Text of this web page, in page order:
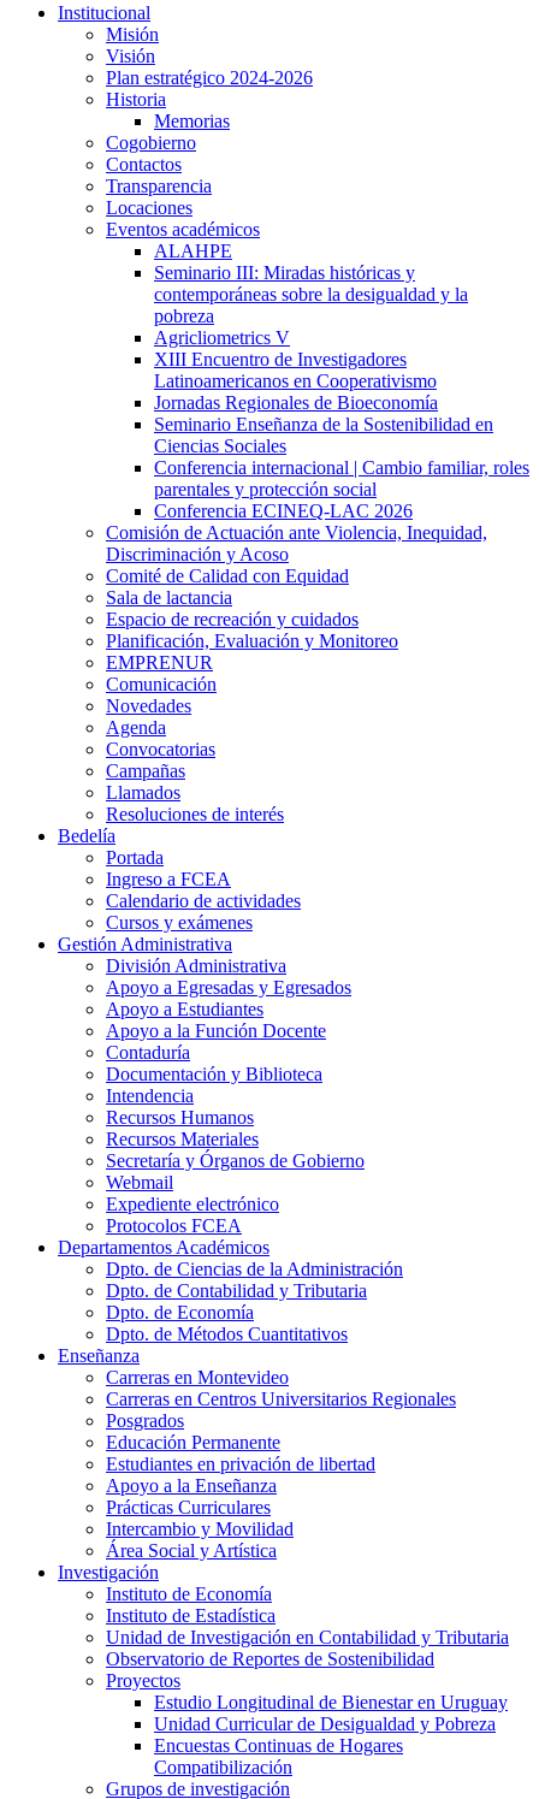
Institucional
Misión
Visión
Plan estratégico 2024-2026
Historia
Memorias
Cogobierno
Contactos
Transparencia
Locaciones
Eventos académicos
ALAHPE
Seminario III: Miradas históricas y
contemporáneas sobre la desigualdad y la
pobreza
Agricliometrics V
XIII Encuentro de Investigadores
Latinoamericanos en Cooperativismo
Jornadas Regionales de Bioeconomía
Seminario Enseñanza de la Sostenibilidad en
Ciencias Sociales
Conferencia internacional | Cambio familiar, roles
parentales y protección social
Conferencia ECINEQ-LAC 2026
Comisión de Actuación ante Violencia, Inequidad,
Discriminación y Acoso
Comité de Calidad con Equidad
Sala de lactancia
Espacio de recreación y cuidados
Planificación, Evaluación y Monitoreo
EMPRENUR
Comunicación
Novedades
Agenda
Convocatorias
Campañas
Llamados
Resoluciones de interés
Bedelía
Portada
Ingreso a FCEA
Calendario de actividades
Cursos y exámenes
Gestión Administrativa
División Administrativa
Apoyo a Egresadas y Egresados
Apoyo a Estudiantes
Apoyo a la Función Docente
Contaduría
Documentación y Biblioteca
Intendencia
Recursos Humanos
Recursos Materiales
Secretaría y Órganos de Gobierno
Webmail
Expediente electrónico
Protocolos FCEA
Departamentos Académicos
Dpto. de Ciencias de la Administración
Dpto. de Contabilidad y Tributaria
Dpto. de Economía
Dpto. de Métodos Cuantitativos
Enseñanza
Carreras en Montevideo
Carreras en Centros Universitarios Regionales
Posgrados
Educación Permanente
Estudiantes en privación de libertad
Apoyo a la Enseñanza
Prácticas Curriculares
Intercambio y Movilidad
Área Social y Artística
Investigación
Instituto de Economía
Instituto de Estadística
Unidad de Investigación en Contabilidad y Tributaria
Observatorio de Reportes de Sostenibilidad
Proyectos
Estudio Longitudinal de Bienestar en Uruguay
Unidad Curricular de Desigualdad y Pobreza
Encuestas Continuas de Hogares
Compatibilización
Grupos de investigación